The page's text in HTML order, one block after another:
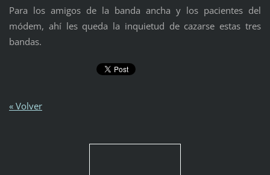
Para los amigos de la banda ancha y los pacientes del
módem, ahí les queda la inquietud de cazarse estas tres
bandas.
« Volver